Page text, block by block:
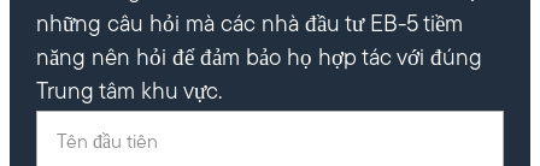
những câu hỏi mà các nhà đầu tư EB-5 tiềm
năng nên hỏi để đảm bảo họ hợp tác với đúng
Trung tâm khu vực.